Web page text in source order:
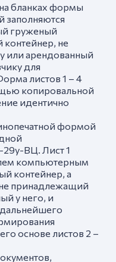
бланках формы
заполняются
груженый
контейнер, не
или арендованный
для
листов 1 – 4
копировальной
идентично
формой
ВЦ. Лист 1
компьютерным
контейнер, а
принадлежащий
у него, и
основе листов 2 –